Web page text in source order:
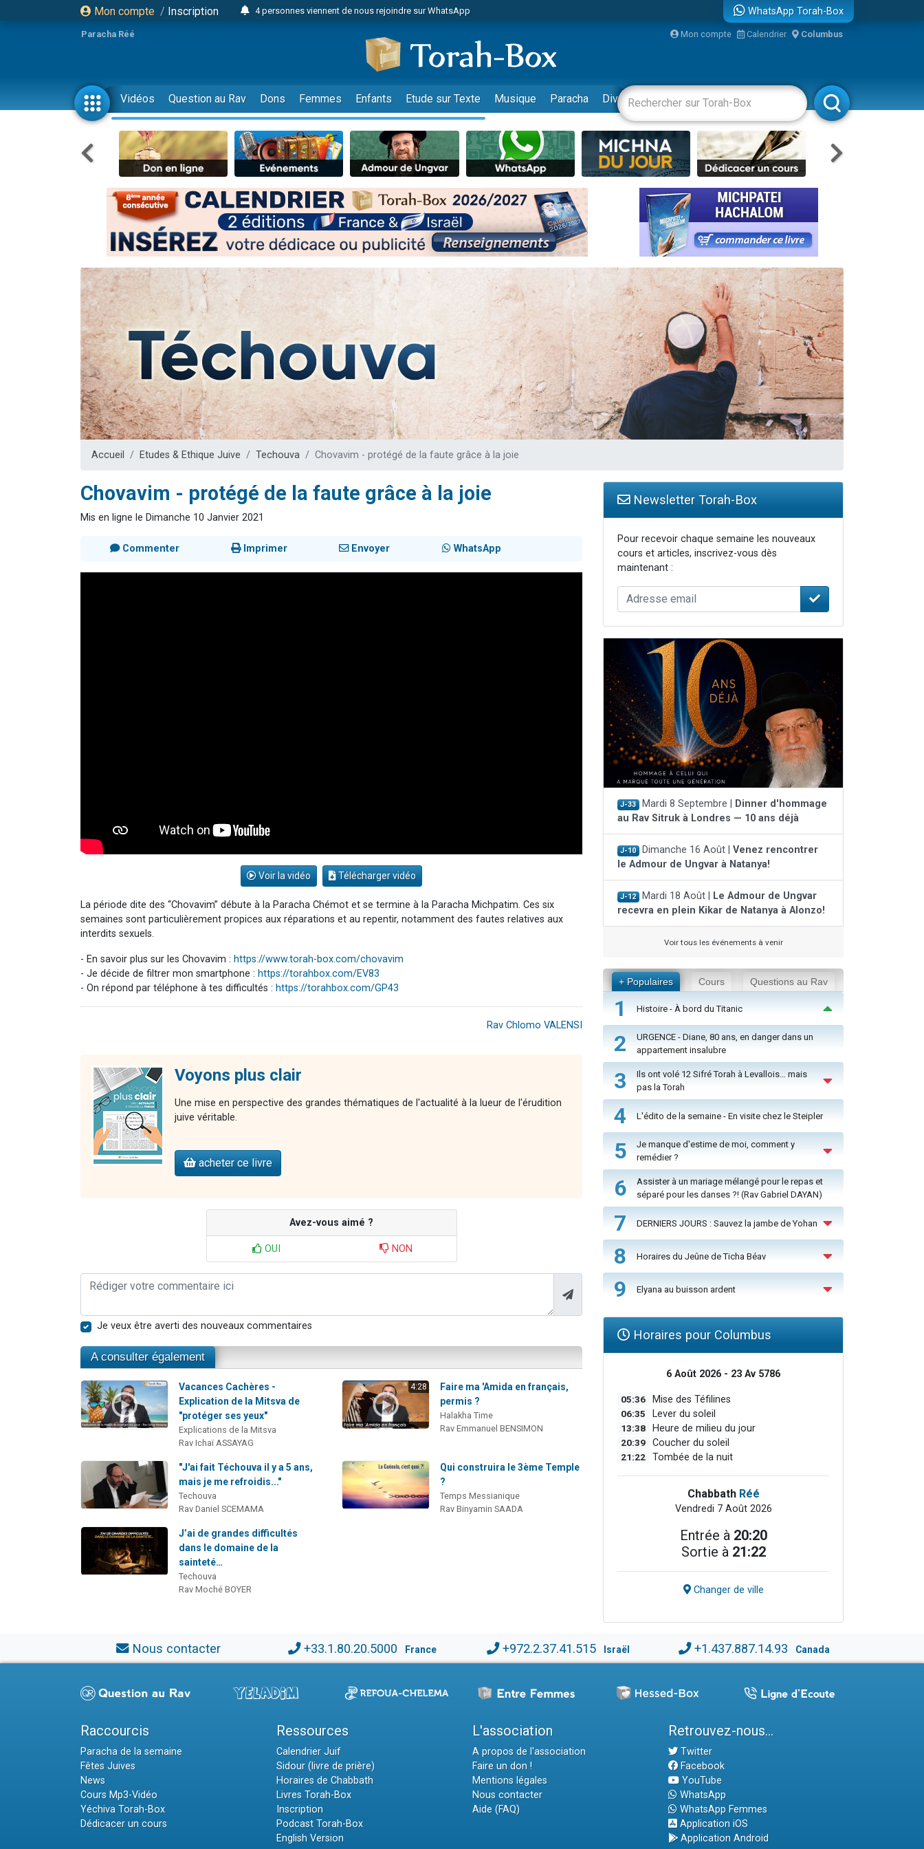
Mon compte / Inscription
4 personnes viennent de nous rejoindre sur WhatsApp
Odaya vient de donner son Maasser
3 personnes viennent de faire un don pour 5 jours de vacances aux Orphelins
3 personnes viennent de faire un don pour Diane, 80 ans, dans un appartement insalubre
13 personnes viennent de demander une bénédiction
2 personnes viennent de nous rejoindre sur WhatsApp
30 personnes viennent de faire un don pour Sauvez la jambe de Yohan
Il reste 49 places pour étudier en groupe sur Zoom
12 nouvelles musiques dans Torah-Box Music
3 personnes viennent de nous rejoindre sur WhatsApp
2 personnes viennent de nous rejoindre sur WhatsApp
3 personnes viennent de nous rejoindre sur WhatsApp
2 nouvelles musiques dans Torah-Box Music
8 personnes viennent de faire un don pour Tsédaka : pauvres d'Israel
Nouvelle émission radio : Visions de grandeur n°104 : Le Chabbath et le Birkat Hamazone à travers le temps
61 personnes viennent de demander une bénédiction
Ariel vient de donner son Maasser
Il reste 49 places pour étudier en groupe sur Zoom
Eva vient de donner son Maasser
WhatsApp Torah-Box
Paracha Réé Mon compte Calendrier Columbus
Vidéos Question au Rav Dons Femmes Enfants Etude sur Texte Musique Paracha Divertissements Livres Rabbanim
Accueil Etudes & Ethique Juive Techouva Chovavim - protégé de la faute grâce à la joie
Chovavim - protégé de la faute grâce à la joie
Mis en ligne le Dimanche 10 Janvier 2021
Commenter Imprimer Envoyer WhatsApp
Voir la vidéo Télécharger vidéo
La période dite des “Chovavim” débute à la Paracha Chémot et se termine à la Paracha Michpatim. Ces six
semaines sont particulièrement propices aux réparations et au repentir, notamment des fautes relatives aux
interdits sexuels.
- En savoir plus sur les Chovavim : https://www.torah-box.com/chovavim
- Je décide de filtrer mon smartphone : https://torahbox.com/EV83
- On répond par téléphone à tes difficultés : https://torahbox.com/GP43
Rav Chlomo VALENSI
Voyons plus clair
Une mise en perspective des grandes thématiques de l'actualité à la lueur de l'érudition
juive véritable.
acheter ce livre
Avez-vous aimé ?
OUI NON
Je veux être averti des nouveaux commentaires
A consulter également
Vacances Cachères -
Explication de la Mitsva de
"protéger ses yeux"
Explications de la Mitsva
Rav Ichaï ASSAYAG
4:28
Faire ma 'Amida en français,
permis ?
Halakha Time
Rav Emmanuel BENSIMON
"J'ai fait Téchouva il y a 5 ans,
mais je me refroidis..."
Techouva
Rav Daniel SCEMAMA
Qui construira le 3ème Temple
?
Temps Messianique
Rav Binyamin SAADA
J’ai de grandes difficultés
dans le domaine de la
sainteté…
Techouva
Rav Moché BOYER
Newsletter Torah-Box
Pour recevoir chaque semaine les nouveaux
cours et articles, inscrivez-vous dès
maintenant :
J-33 Mardi 8 Septembre |
Dinner d'hommage
au Rav Sitruk à Londres — 10 ans déjà
J-10 Dimanche 16 Août | Venez rencontrer
le Admour de Ungvar à Natanya!
J-12 Mardi 18 Août |
Le Admour de Ungvar
recevra en plein Kikar de Natanya à Alonzo!
Voir tous les événements à venir
+ Populaires Cours Questions au Rav
1 Histoire - À bord du Titanic
2
URGENCE - Diane, 80 ans, en danger dans un
appartement insalubre
3
Ils ont volé 12 Sifré Torah à Levallois… mais
pas la Torah
4 L'édito de la semaine - En visite chez le Steipler
5
Je manque d'estime de moi, comment y
remédier ?
6
Assister à un mariage mélangé pour le repas et
séparé pour les danses ?! (Rav Gabriel DAYAN)
7 DERNIERS JOURS : Sauvez la jambe de Yohan
8 Horaires du Jeûne de Ticha Béav
9 Elyana au buisson ardent
Horaires pour Columbus
6 Août 2026 - 23 Av 5786
05:36 Mise des Téfilines
06:35 Lever du soleil
13:38 Heure de milieu du jour
20:39 Coucher du soleil
21:22 Tombée de la nuit
Chabbath Réé
Vendredi 7 Août 2026
Entrée à 20:20
Sortie à 21:22
Changer de ville
Nous contacter +33.1.80.20.5000 France +972.2.37.41.515 Israël +1.437.887.14.93 Canada
Raccourcis
Paracha de la semaine
Fêtes Juives
News
Cours Mp3-Vidéo
Yéchiva Torah-Box
Dédicacer un cours
Ressources
Calendrier Juif
Sidour (livre de prière)
Horaires de Chabbath
Livres Torah-Box
Inscription
Podcast Torah-Box
English Version
L'association
A propos de l'association
Faire un don !
Mentions légales
Nous contacter
Aide (FAQ)
Retrouvez-nous...
Twitter
Facebook
YouTube
WhatsApp
WhatsApp Femmes
Application iOS
Application Android